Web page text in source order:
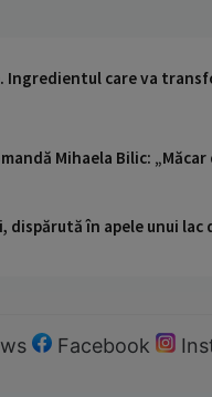
Ingredientul care va
Mihaela Bilic:
dispărută în apele unui
Facebook